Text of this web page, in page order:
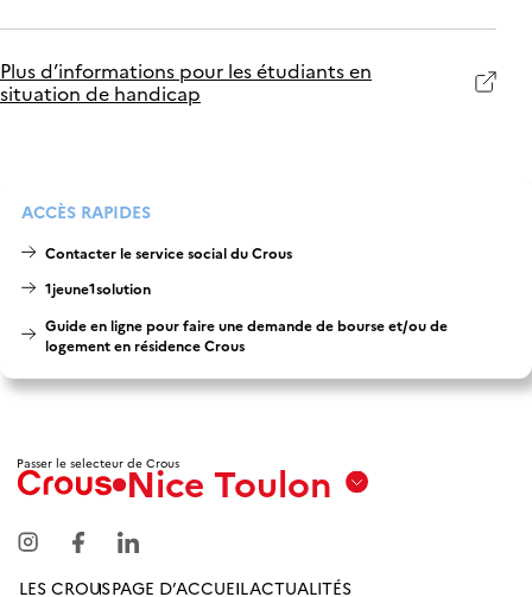
Plus d’informations pour les étudiants en
situation de handicap
ACCÈS RAPIDES
Contacter le service social du Crous
1jeune1solution
Guide en ligne pour faire une demande de bourse et/ou de
logement en résidence Crous
Passer le selecteur de CrousNice Toulon
Marseille
LES CROUSPAGE D’ACCUEILACTUALITÉS